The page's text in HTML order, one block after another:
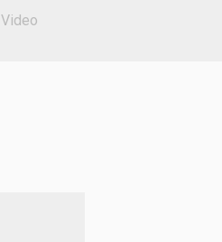
Video